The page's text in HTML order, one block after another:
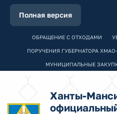
Полная версия
ОБРАЩЕНИЕ С ОТХОДАМИ
ПОРУЧЕНИЯ ГУБЕРНАТОРА
МУНИЦИПАЛЬНЫЕ
Ханты-